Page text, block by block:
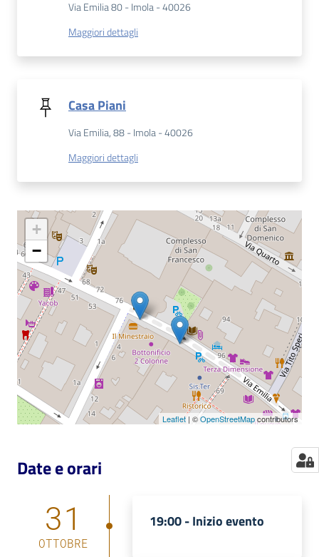
Chiedi al
bibliotecario
Avvisi
Orari
Via Emilia 80 - Imola - 40026
Maggiori dettagli
Casa Piani
Via Emilia, 88 - Imola - 40026
Maggiori dettagli
+
−
Leaflet | ©OpenStreetMapcontributors
Date e orari
31
OTTOBRE
19:00 -Inizio evento